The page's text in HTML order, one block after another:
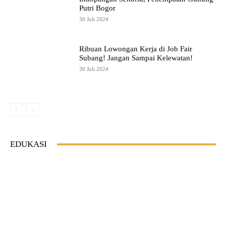
Putri Bogor
30 Juli 2024
Ribuan Lowongan Kerja di Job Fair
Subang! Jangan Sampai Kelewatan!
30 Juli 2024
EDUKASI